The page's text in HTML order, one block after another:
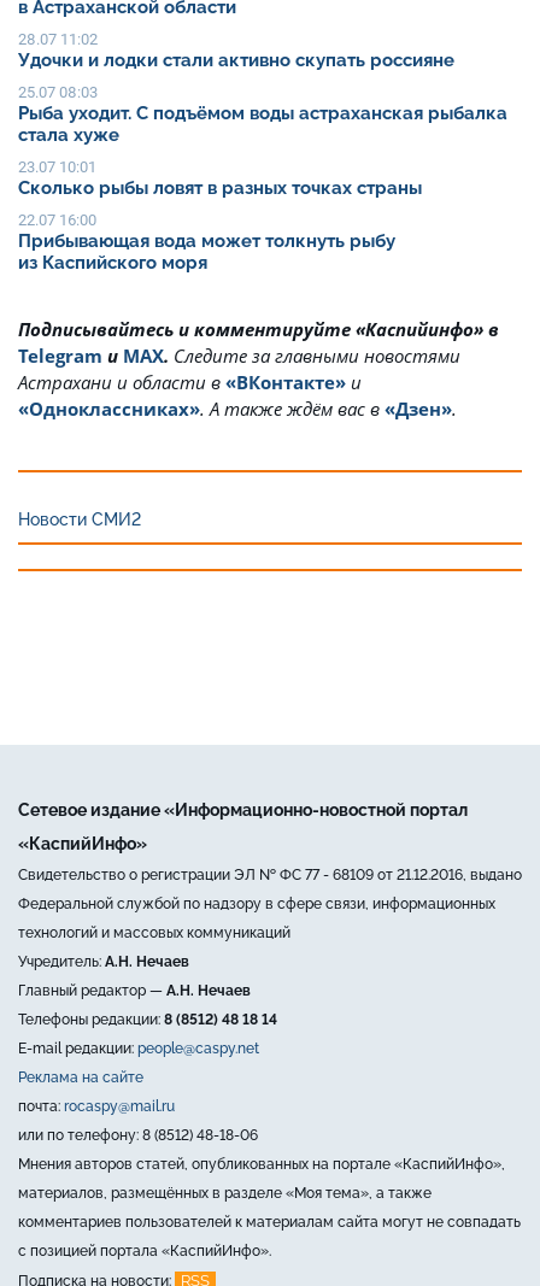
в Астраханской области
28.07 11:02
Удочки и лодки стали активно скупать россияне
25.07 08:03
Рыба уходит. С подъёмом воды астраханская рыбалка
стала хуже
23.07 10:01
Сколько рыбы ловят в разных точках страны
22.07 16:00
Прибывающая вода может толкнуть рыбу
из Каспийского моря
Подписывайтесь и комментируйте «Каспийинфо» в
Telegram и MAX. Cледите за главными новостями
Астрахани и области в «ВКонтакте» и
«Одноклассниках». А также ждём вас в «Дзен».
Новости СМИ2
Сетевое издание «Информационно-новостной портал
«КаспийИнфо»
Свидетельство о регистрации ЭЛ № ФС 77 - 68109 от 21.12.2016, выдано
Федеральной службой по надзору в сфере связи, информационных
технологий и массовых коммуникаций
Учредитель: А.Н. Нечаев
Главный редактор — А.Н. Нечаев
Телефоны редакции: 8 (8512) 48 18 14
E-mail редакции: people@caspy.net
Реклама на сайте
почта: rocaspy@mail.ru
или по телефону: 8 (8512) 48-18-06
Мнения авторов статей, опубликованных на портале «КаспийИнфо»,
материалов, размещённых в разделе «Моя тема», а также
комментариев пользователей к материалам сайта могут не совпадать
с позицией портала «КаспийИнфо».
Подписка на новости:
RSS